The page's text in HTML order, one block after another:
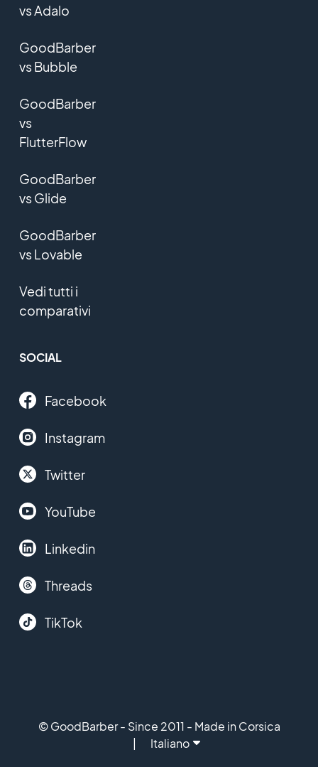
vs Adalo
GoodBarber
vs Bubble
GoodBarber
vs
FlutterFlow
GoodBarber
vs Glide
GoodBarber
vs Lovable
Vedi tutti i
comparativi
SOCIAL
Facebook
Instagram
Twitter
YouTube
Linkedin
Threads
TikTok
© GoodBarber - Since 2011 - Made in Corsica
Italiano